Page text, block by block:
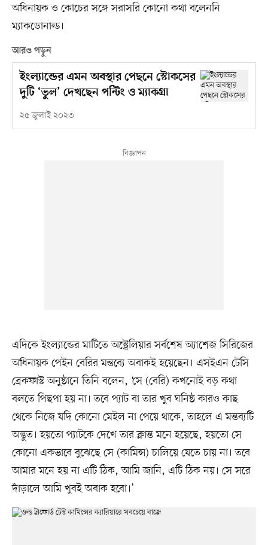
অধিনায়ক ও কোচের সঙ্গে সরাসরি কোনো কথা বলেননি
ম্যাকডোনাল্ড।
আরও পড়ুন
ইংল্যান্ডের এমন অবস্থার পেছনে স্টোকসের
দুটি ‘ভুল’ দেখছেন পন্টিং ও ম্যাকগ্রা
২৫ জুলাই ২০২৩
এদিকে ইংল্যান্ডের মাটিতে অস্ট্রেলিয়ার সর্বশেষ অ্যাশেজ সিরিজের
অধিনায়ক পেইন বেরির মন্তব্যে অবাকই হয়েছেন। এসইএন টেসি
ব্রেকফাস্ট অনুষ্ঠানে তিনি বলেন, ‘সে (বেরি) কখনোই বড় কথা
বলতে পিছপা হয় না। তবে প্যাট বা তার খুব ঘনিষ্ঠ কারও কাছ
থেকে নিজে যদি কোনো মেইল না পেয়ে থাকে, তাহলে এ মন্তব্যটি
অদ্ভুত। হয়তো প্যাটকে দেখে তার ক্লান্ত মনে হয়েছে, হয়তো সে
কোনো একভাবে বুঝেছে সে (কামিন্স) চালিয়ে যেতে চায় না। তবে
আমার মনে হয় না এটি ঠিক, আমি জানি, এটি ঠিক নয়। সে সরে
দাঁড়ালে আমি খুবই অবাক হবো।’